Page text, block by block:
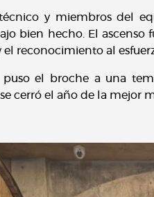
y miembros del
bien hecho. El
el reconocimiento al
puso el broche a una
cerró el año de la mejor